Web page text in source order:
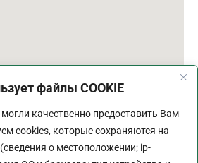
файлы COOKIE
качественно предоставить Вам
cookies, которые сохраняются на
о местоположении; ip-